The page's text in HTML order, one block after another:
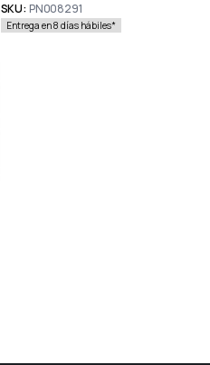
SKU: PN008291
Entrega en 8 días hábiles*